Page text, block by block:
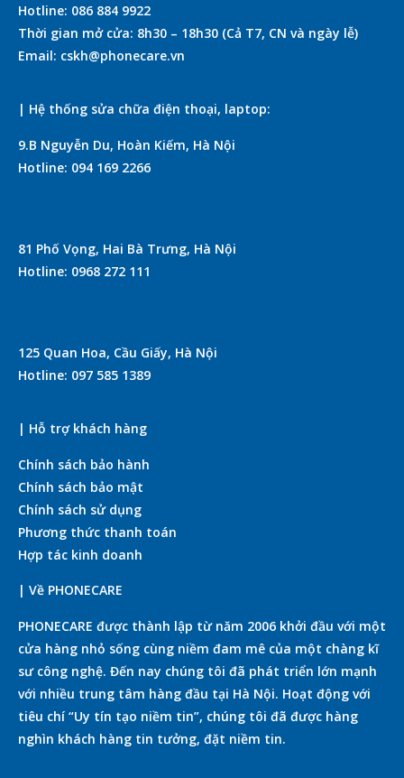
Hotline: 086 884 9922
Thời gian mở cửa: 8h30 – 18h30 (Cả T7, CN và ngày lễ)
Email: cskh@phonecare.vn
| Hệ thống sửa chữa điện thoại, laptop:
9.B Nguyễn Du, Hoàn Kiếm, Hà Nội
Hotline: 094 169 2266
81 Phố Vọng, Hai Bà Trưng, Hà Nội
Hotline: 0968 272 111
125 Quan Hoa, Cầu Giấy, Hà Nội
Hotline: 097 585 1389
| Hỗ trợ khách hàng
Chính sách bảo hành
Chính sách bảo mật
Chính sách sử dụng
Phương thức thanh toán
Hợp tác kinh doanh
| Về PHONECARE
PHONECARE được thành lập từ năm 2006 khởi đầu với một
cửa hàng nhỏ sống cùng niềm đam mê của một chàng kĩ
sư công nghệ. Đến nay chúng tôi đã phát triển lớn mạnh
với nhiều trung tâm hàng đầu tại Hà Nội. Hoạt động với
tiêu chí “Uy tín tạo niềm tin”, chúng tôi đã được hàng
nghìn khách hàng tin tưởng, đặt niềm tin.